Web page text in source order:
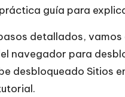
guía para
detallados,
navegador para
desbloqueado Sitios